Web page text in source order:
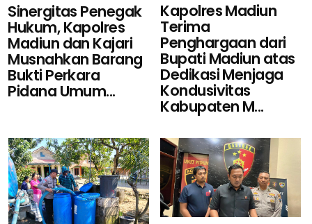
Sinergitas Penegak
Hukum, Kapolres
Madiun dan Kajari
Musnahkan Barang
Bukti Perkara
Pidana Umum...
Kapolres Madiun
Terima
Penghargaan dari
Bupati Madiun atas
Dedikasi Menjaga
Kondusivitas
Kabupaten M...